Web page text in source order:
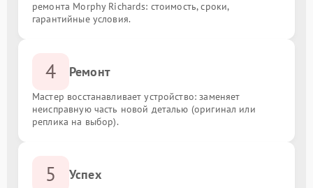
ремонта Morphy Richards: стоимость, сроки,
гарантийные условия.
4 Ремонт
Мастер восстанавливает устройство: заменяет
неисправную часть новой деталью (оригинал или
реплика на выбор).
5 Успех